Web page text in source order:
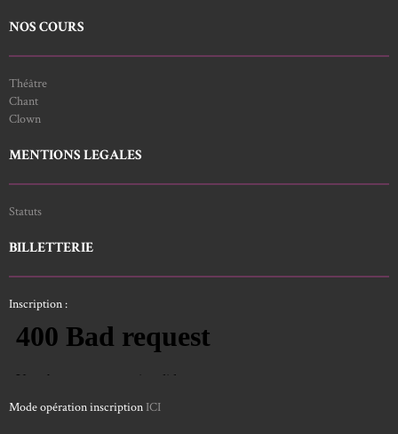
NOS COURS
Théâtre
Chant
Clown
MENTIONS LEGALES
Statuts
BILLETTERIE
Inscription :
Mode opération inscription ICI